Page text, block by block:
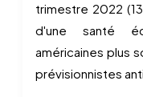
trimestre 2022
d'une santé
américaines plus
prévisionnistes